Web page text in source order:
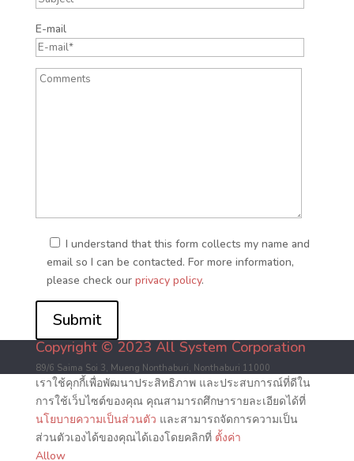
E-mail
I understand that this form collects my name and
email so I can be contacted. For more information,
please check our privacy policy.
Submit
Copyright © 2023 All System Corporation
89/6 Saima Soi 3, Mueng Nonthaburi, Nonthaburi 11000
เราใช้คุกกี้เพื่อพัฒนาประสิทธิภาพ และประสบการณ์ที่ดีใน
การใช้เว็บไซต์ของคุณ คุณสามารถศึกษารายละเอียดได้ที่
นโยบายความเป็นส่วนตัว และสามารถจัดการความเป็น
ส่วนตัวเองได้ของคุณได้เองโดยคลิกที่ ตั้งค่า
Allow